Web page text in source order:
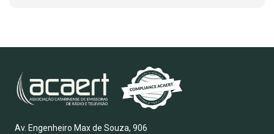
Av. Engenheiro Max de Souza, 906